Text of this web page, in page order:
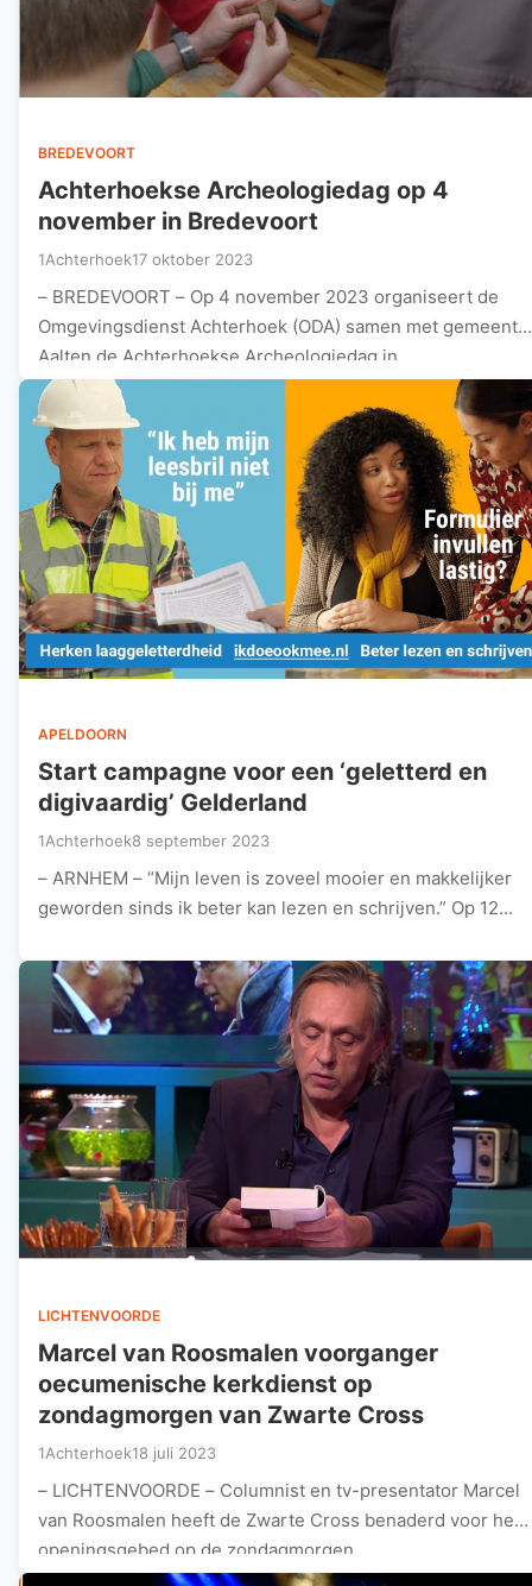
BREDEVOORT
Achterhoekse Archeologiedag op 4
november in Bredevoort
1Achterhoek17 oktober 2023
– BREDEVOORT – Op 4 november 2023 organiseert de
Omgevingsdienst Achterhoek (ODA) samen met gemeente
Aalten de Achterhoekse Archeologiedag in…
APELDOORN
Start campagne voor een ‘geletterd en
digivaardig’ Gelderland
1Achterhoek8 september 2023
– ARNHEM – “Mijn leven is zoveel mooier en makkelijker
geworden sinds ik beter kan lezen en schrijven.” Op 12…
LICHTENVOORDE
Marcel van Roosmalen voorganger
oecumenische kerkdienst op
zondagmorgen van Zwarte Cross
1Achterhoek18 juli 2023
– LICHTENVOORDE – Columnist en tv-presentator Marcel
van Roosmalen heeft de Zwarte Cross benaderd voor het
openingsgebed op de zondagmorgen…